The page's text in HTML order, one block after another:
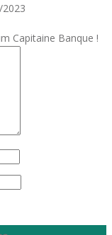
Capitaine Banque !